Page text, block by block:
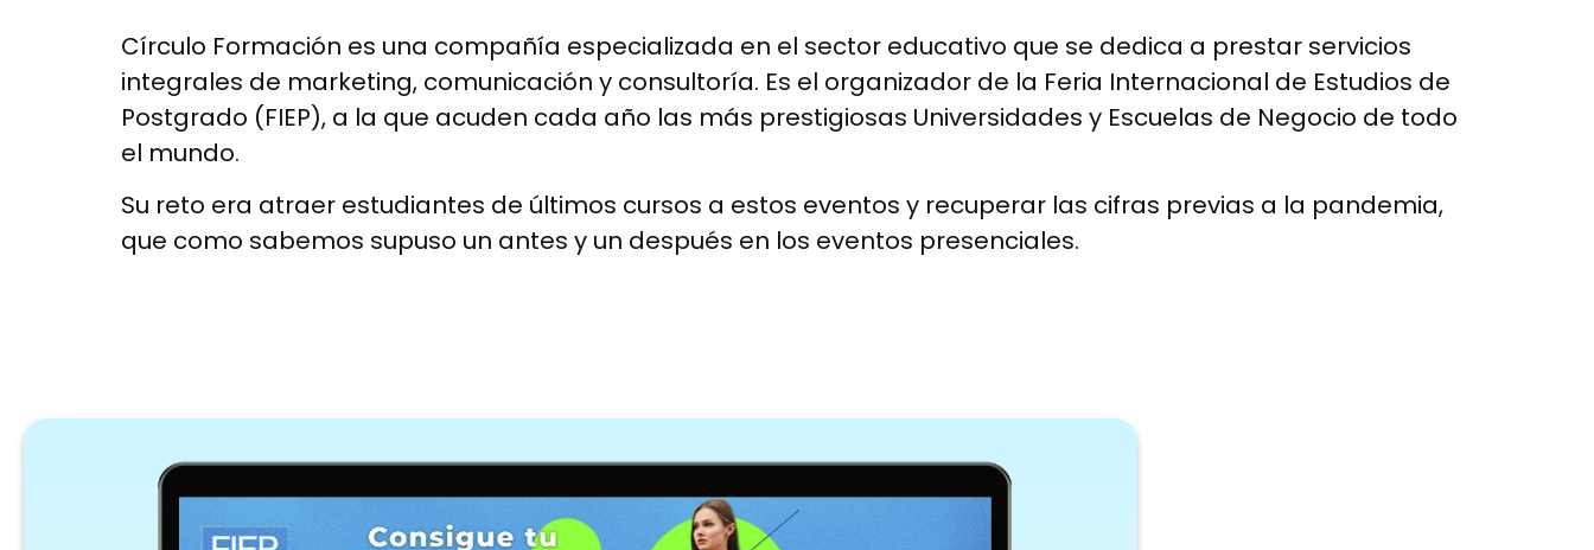
Círculo Formación es una compañía especializada en el sector educativo que se dedica a prestar servicios
integrales de marketing, comunicación y consultoría. Es el organizador de la Feria Internacional de Estudios de
Postgrado (FIEP), a la que acuden cada año las más prestigiosas Universidades y Escuelas de Negocio de todo
el mundo.
Su reto era atraer estudiantes de últimos cursos a estos eventos y recuperar las cifras previas a la pandemia,
que como sabemos supuso un antes y un después en los eventos presenciales.